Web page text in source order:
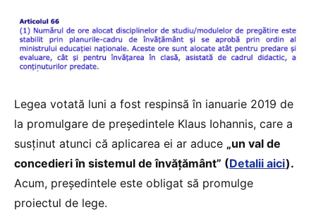
Legea votată luni a fost respinsă în ianuarie 2019 de
la promulgare de președintele Klaus Iohannis, care a
susținut atunci că aplicarea ei ar aduce „un val de
concedieri în sistemul de învățământ” (Detalii aici).
Acum, președintele este obligat să promulge
proiectul de lege.